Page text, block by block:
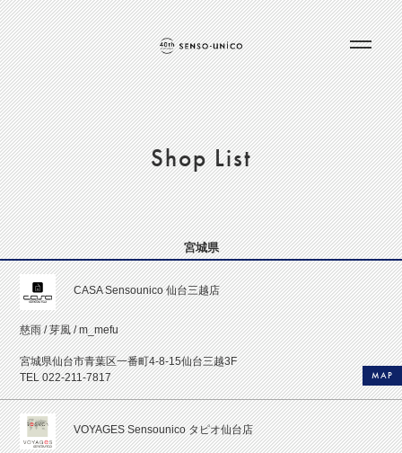
Shop List
宮城県
CASA Sensounico 仙台三越店
慈雨 / 芽風 / m_mefu
宮城県仙台市青葉区一番町4-8-15仙台三越3F
TEL 022-211-7817
MAP
VOYAGES Sensounico タピオ仙台店